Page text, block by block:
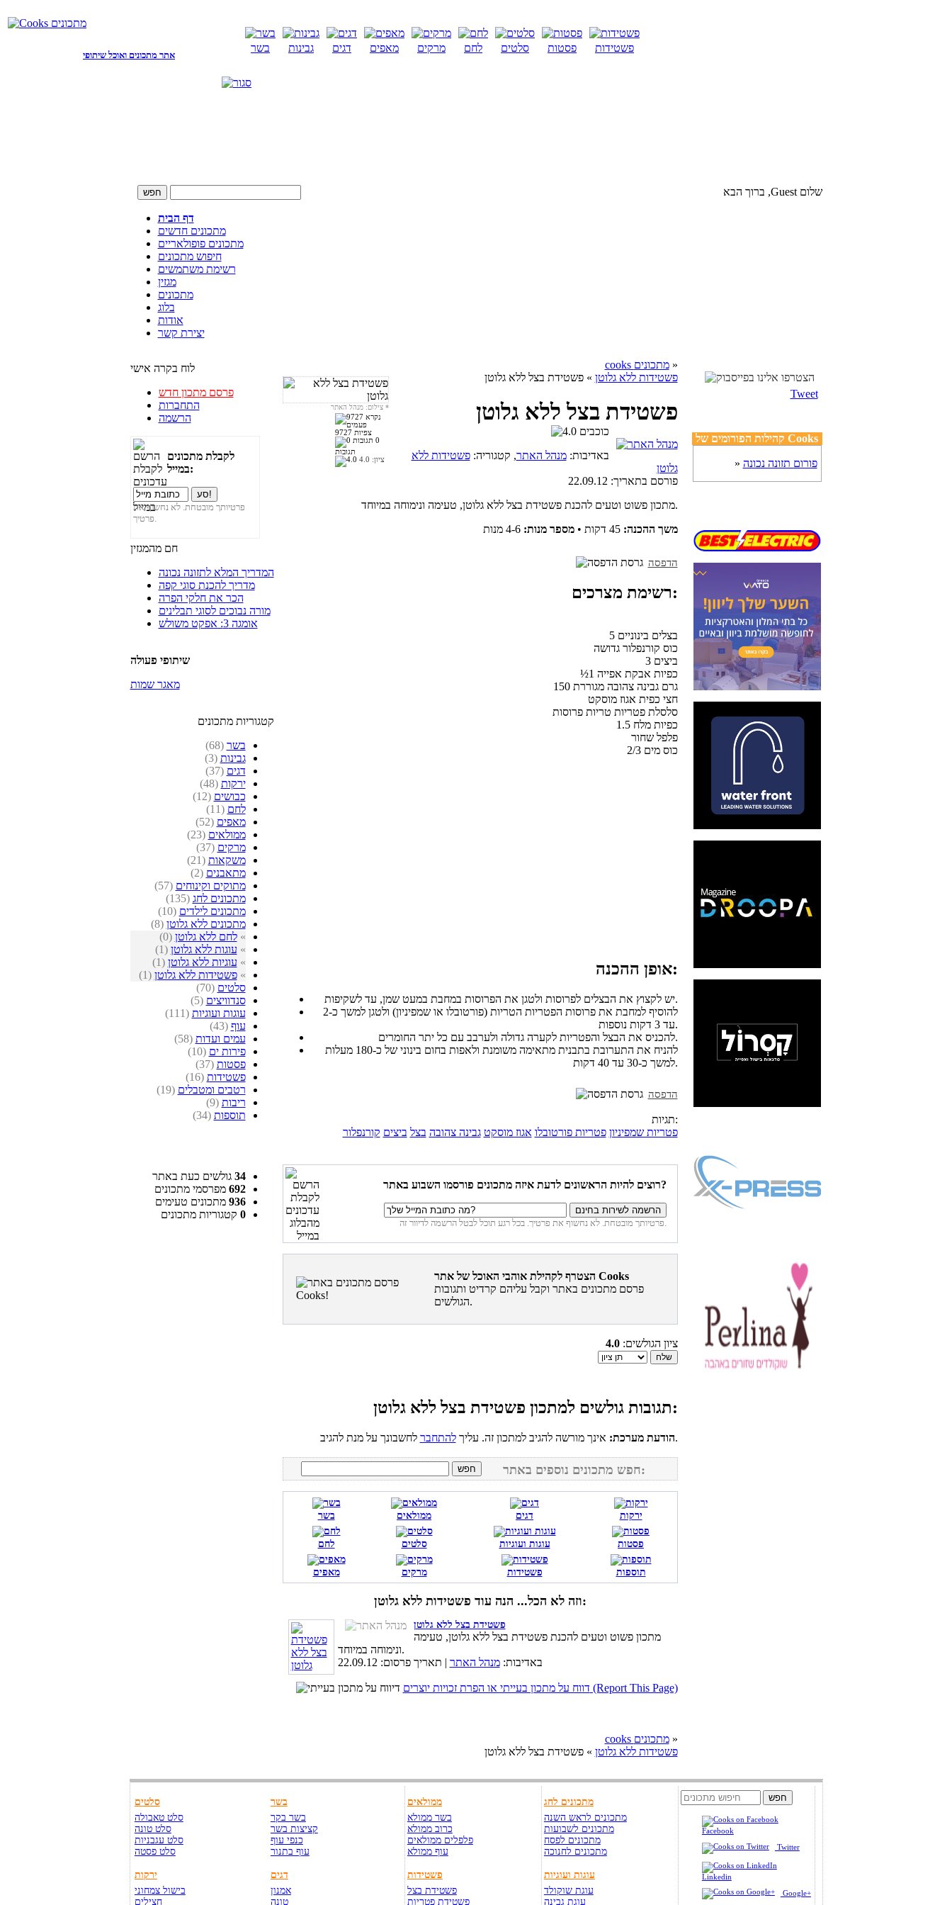
אתר מתכונים ואוכל שיתופי
בשר גבינות דגים מאפים מרקים לחם סלטים פסטות פשטידות
שלום Guest, ברוך הבא
דף הבית
מתכונים חדשים
מתכונים פופולאריים
חיפוש מתכונים
רשימת משתמשים
מגזין
מתכונים
בלוג
אודות
יצירת קשר
לוח בקרה אישי
פרסם מתכון חדש
התחברות
הרשמה
לקבלת מתכונים
במייל:
פרטיותך מובטחת. לא נחשוף את
פרטיך.
חם מהמגזין
המדריך המלא לתזונה נכונה
מדריך להכנת סוגי קפה
הכר את חלקי הפרה
מורה נבוכים לסוגי תבלינים
אומגה 3: אפקט משולש
שיתופי פעולה
מאגר שמות
קטגוריות מתכונים
בשר (68)
גבינות (3)
דגים (37)
ירקות (48)
כבושים (12)
לחם (11)
מאפים (52)
ממולאים (23)
מרקים (37)
משקאות (21)
מתאבנים (2)
מתוקים וקינוחים (57)
מתכונים לחג (135)
מתכונים לילדים (10)
מתכונים ללא גלוטן (8)
»לחם ללא גלוטן (0)
» עוגות ללא גלוטן (1)
» עוגיות ללא גלוטן (1)
»פשטידות ללא גלוטן (1)
סלטים (70)
סנדוויצים (5)
עוגות ועוגיות (111)
עוף (43)
עמים ועדות (58)
פירות ים (10)
פסטות (37)
פשטידות (16)
רטבים ומטבלים (19)
ריבות (9)
תוספות (34)
34 גולשים כעת באתר
692 מפרסמי מתכונים
936 מתכונים טעימים
0 קטגוריות מתכונים
צילום: מנהל האתר *
9727 צפיות
0
תגובות
ציון: 4.0
cooks מתכונים»
פשטידות ללא גלוטן » פשטידת בצל ללא גלוטן
פשטידת בצל ללא גלוטן
באדיבות:מנהל האתר, קטגוריה:פשטידות ללא
גלוטן
פורסם בתאריך:22.09.12
מתכון פשוט וטעים להכנת פשטידת בצל ללא גלוטן, טעימה ונימוחה במיוחד.
משך ההכנה: 45 דקות •מספר מנות: 4-6 מנות
הדפסה
רשימת מצרכים:
5 בצלים בינוניים
כוס קורנפלור גדושה
3 ביצים
½1 כפיות אבקת אפייה
150 גרם גבינה צהובה מגוררת
חצי כפית אגוז מוסקט
סלסלת פטריות טריות פרוסות
1.5 כפיות מלח
פלפל שחור
2/3 כוס מים
אופן ההכנה:
יש לקצוץ את הבצלים לפרוסות ולטגן את הפרוסות במחבת במעט שמן, עד לשקיפות.
להוסיף למחבת את פרוסות הפטריות הטריות (פורטובלו או שמפיניון) ולטגן למשך כ-2
עד 3 דקות נוספות.
להכניס את הבצל והפטריות לקערה גדולה ולערבב עם כל יתר החומרים.
להניח את התערובת בתבנית מתאימה משומנת ולאפות בחום בינוני של כ-180 מעלות
למשך כ-30 עד 40 דקות.
הדפסה
תגיות:
פטריות שמפיניון פטריות פורטובלו אגוז מוסקט גבינה צהובה בצל ביצים קורנפלור
רוצים להיות הראשונים לדעת איזה מתכונים פורסמו השבוע באתר?
פרטיותך מובטחת. לא נחשוף את פרטיך. בכל רגע תוכל לבטל הרשמה לדיוור זה.
הצטרף לקהילת אוהבי האוכל של אתר Cooks
פרסם מתכונים באתר וקבל עליהם קרדיט ותגובות
הגולשים.
ציון הגולשים:4.0
תגובות גולשים למתכון פשטידת בצל ללא גלוטן:
הודעת מערכת: אינך מורשה להגיב למתכון זה. עליךלהתחבר לחשבונך על מנת להגיב.
חפש מתכונים נוספים באתר:
בשר ממולאים דגים ירקות
לחם סלטים עוגות ועוגיות פסטות
מאפים מרקים פשטידות תוספות
וזה לא הכל... הנה עוד פשטידות ללא גלוטן:
פשטידת בצל ללא גלוטן
מתכון פשוט וטעים להכנת פשטידת בצל ללא גלוטן, טעימה
ונימוחה במיוחד.
באדיבות:מנהל האתר | תאריך פרסום: 22.09.12
דווח על מתכון בעייתי או הפרת זכויות יוצרים (Report This Page)
cooks מתכונים»
פשטידות ללא גלוטן » פשטידת בצל ללא גלוטן
Tweet
קהילות הפורומים של Cooks
» פורום תזונה נכונה
סלטים
סלט טאבולה
סלט טונה
סלט עגבניות
סלט פסטה
ירקות
בישול צמחוני
חצילים
בשר
בשר בקר
קציצות בשר
כנפי עוף
עוף בתנור
דגים
אמנון
טונה
ממולאים
בשר ממולא
כרוב ממולא
פלפלים ממולאים
עוף ממולא
פשטידות
פשטידת בצל
פשטידת פטריות
מתכונים לחג
מתכונים לראש השנה
מתכונים לשבועות
מתכונים לפסח
מתכונים לחנוכה
עוגות ועוגיות
עוגת שוקולד
עוגת גבינה
Facebook
Twitter
Linkedin
Google+